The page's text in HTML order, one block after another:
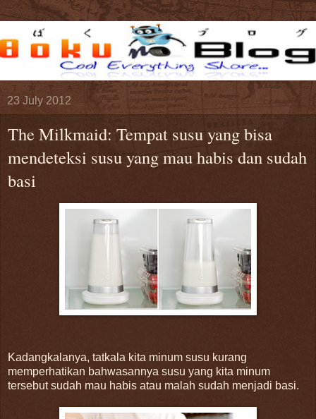
23 July 2012
The Milkmaid: Tempat susu yang bisa
mendeteksi susu yang mau habis dan sudah
basi
Kadangkalanya, tatkala kita minum susu kurang
memperhatikan bahwasannya susu yang kita minum
tersebut sudah mau habis atau malah sudah menjadi basi.